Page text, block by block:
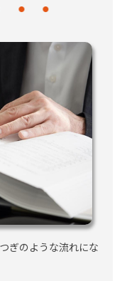
ぎのような流れにな